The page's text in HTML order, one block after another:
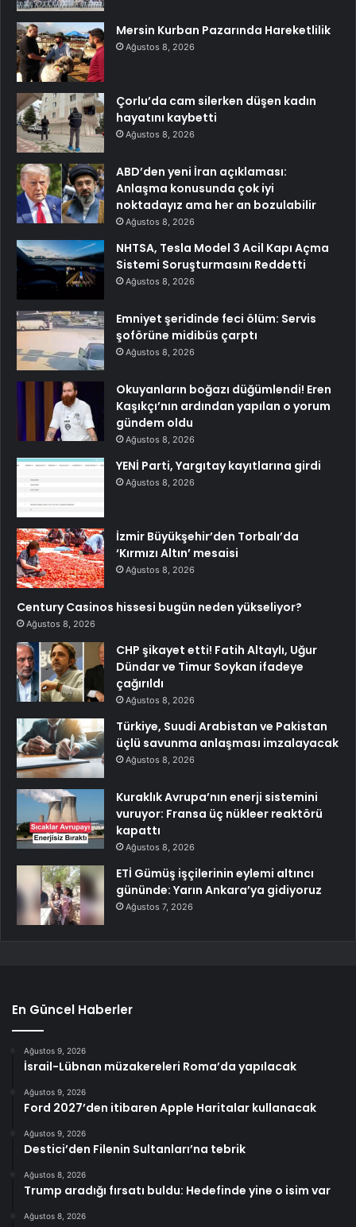
Mersin Kurban Pazarında Hareketlilik
Ağustos 8, 2026
Çorlu’da cam silerken düşen kadın
hayatını kaybetti
Ağustos 8, 2026
ABD’den yeni İran açıklaması:
Anlaşma konusunda çok iyi
noktadayız ama her an bozulabilir
Ağustos 8, 2026
NHTSA, Tesla Model 3 Acil Kapı Açma
Sistemi Soruşturmasını Reddetti
Ağustos 8, 2026
Emniyet şeridinde feci ölüm: Servis
şoförüne midibüs çarptı
Ağustos 8, 2026
Okuyanların boğazı düğümlendi! Eren
Kaşıkçı’nın ardından yapılan o yorum
gündem oldu
Ağustos 8, 2026
YENİ Parti, Yargıtay kayıtlarına girdi
Ağustos 8, 2026
İzmir Büyükşehir’den Torbalı’da
‘Kırmızı Altın’ mesaisi
Ağustos 8, 2026
Century Casinos hissesi bugün neden yükseliyor?
Ağustos 8, 2026
CHP şikayet etti! Fatih Altaylı, Uğur
Dündar ve Timur Soykan ifadeye
çağırıldı
Ağustos 8, 2026
Türkiye, Suudi Arabistan ve Pakistan
üçlü savunma anlaşması imzalayacak
Ağustos 8, 2026
Kuraklık Avrupa’nın enerji sistemini
vuruyor: Fransa üç nükleer reaktörü
kapattı
Ağustos 8, 2026
ETİ Gümüş işçilerinin eylemi altıncı
gününde: Yarın Ankara’ya gidiyoruz
Ağustos 7, 2026
En Güncel Haberler
Ağustos 9, 2026
İsrail-Lübnan müzakereleri Roma’da yapılacak
Ağustos 9, 2026
Ford 2027’den itibaren Apple Haritalar kullanacak
Ağustos 9, 2026
Destici’den Filenin Sultanları’na tebrik
Ağustos 8, 2026
Trump aradığı fırsatı buldu: Hedefinde yine o isim var
Ağustos 8, 2026